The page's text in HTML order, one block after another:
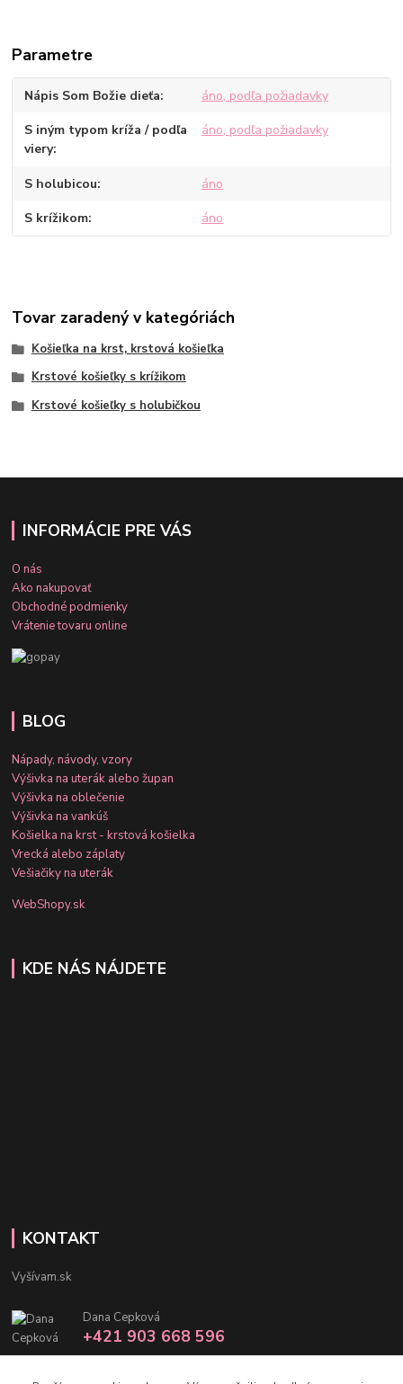
Parametre
Nápis Som Božie dieťa áno, podľa požiadavky
S iným typom kríža / podľa
viery
áno, podľa požiadavky
S holubicou áno
S krížikom áno
Tovar zaradený v kategóriách
Košieľka na krst, krstová košieľka
Krstové košieľky s krížikom
Krstové košieľky s holubičkou
INFORMÁCIE PRE VÁS
O nás
Ako nakupovať
Obchodné podmienky
Vrátenie tovaru online
BLOG
Nápady, návody, vzory
Výšivka na uterák alebo župan
Výšivka na oblečenie
Výšivka na vankúš
Košielka na krst - krstová košielka
Vrecká alebo záplaty
Vešiačiky na uterák
WebShopy.sk
KDE NÁS NÁJDETE
KONTAKT
Vyšívam.sk
Dana Cepková
+421 903 668 596